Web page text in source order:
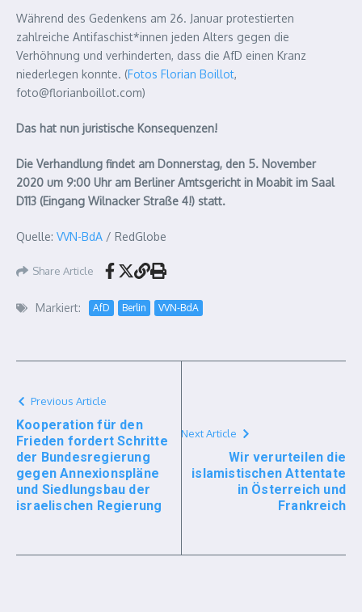
Während des Gedenkens am 26. Januar protestierten
zahlreiche Antifaschist*innen jeden Alters gegen die
Verhöhnung und verhinderten, dass die AfD einen Kranz
niederlegen konnte. (Fotos Florian Boillot,
foto@florianboillot.com)
Das hat nun juristische Konsequenzen!
Die Verhandlung findet am Donnerstag, den 5. November
2020 um 9:00 Uhr am Berliner Amtsgericht in Moabit im Saal
D113 (Eingang Wilnacker Straße 4!) statt.
Quelle: VVN-BdA / RedGlobe
Share Article
Markiert: AfD Berlin VVN-BdA
Previous Article
Kooperation für den
Frieden fordert Schritte
der Bundesregierung
gegen Annexionspläne
und Siedlungsbau der
israelischen Regierung
Next Article
Wir verurteilen die
islamistischen Attentate
in Österreich und
Frankreich